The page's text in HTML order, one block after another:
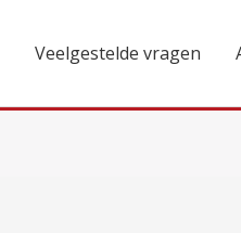
Veelgestelde vragen